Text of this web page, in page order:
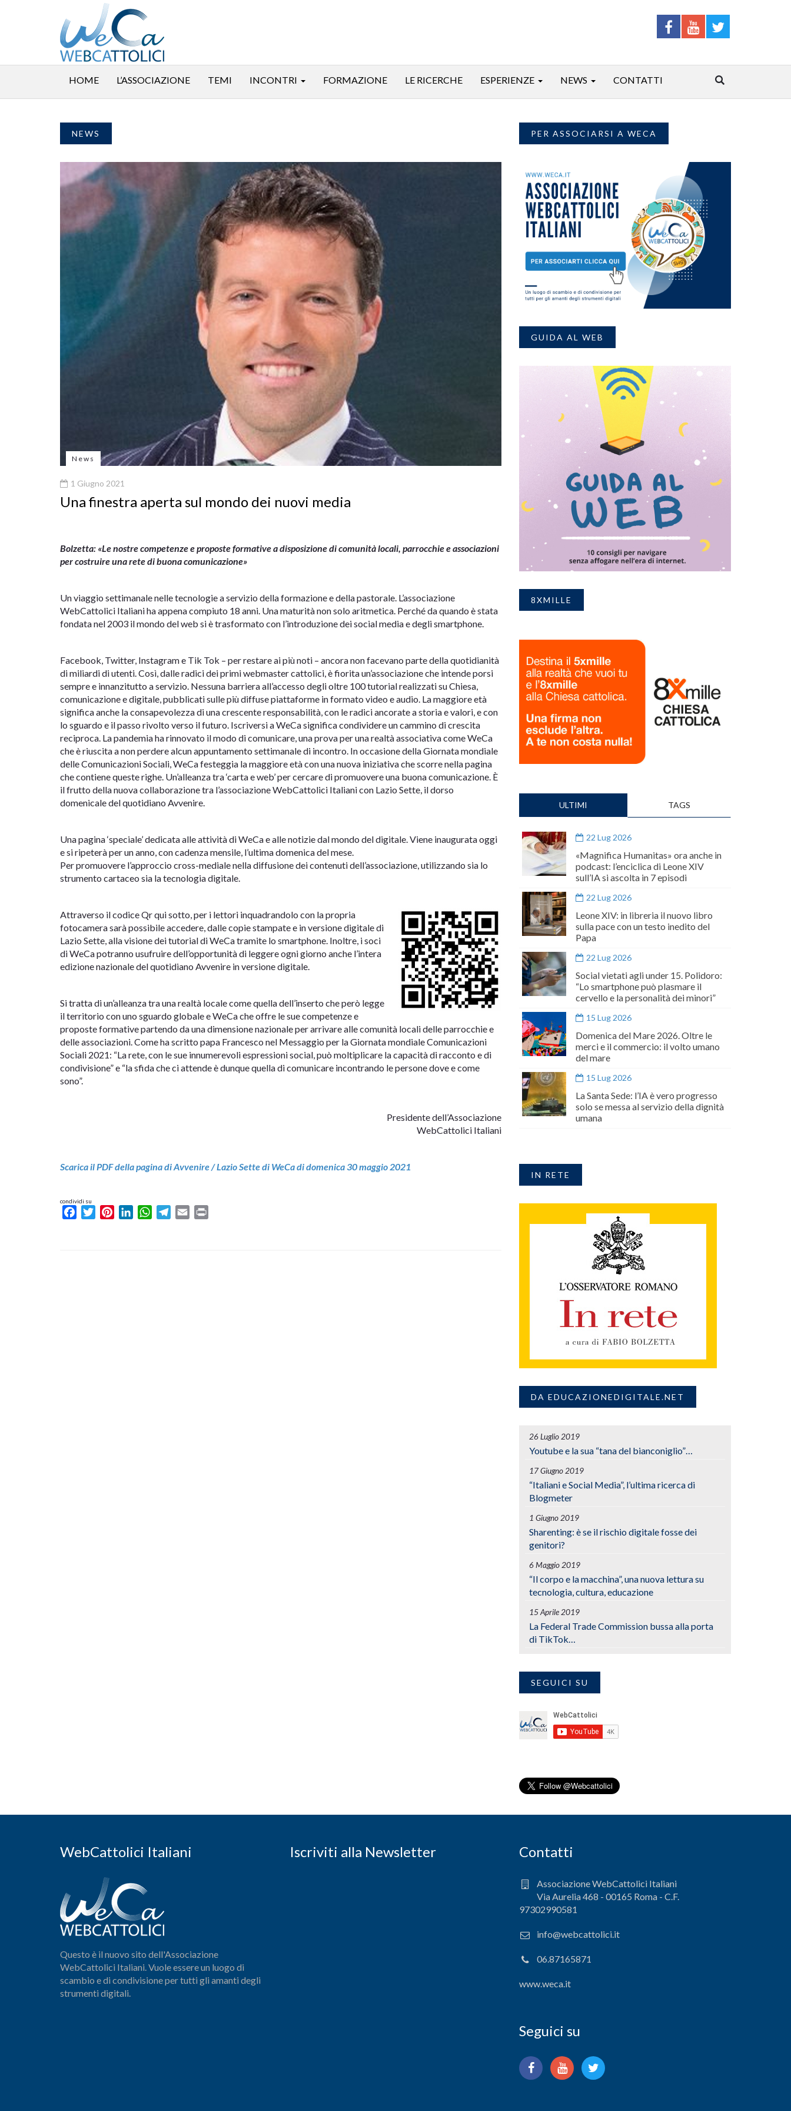
HOME L’ASSOCIAZIONE TEMI INCONTRI FORMAZIONE LE RICERCHE ESPERIENZE NEWS CONTATTI
NEWS
News
1 Giugno 2021
Una finestra aperta sul mondo dei nuovi media
Bolzetta: «Le nostre competenze e proposte formative a disposizione di comunità locali, parrocchie e associazioni
per costruire una rete di buona comunicazione»
Un viaggio settimanale nelle tecnologie a servizio della formazione e della pastorale. L’associazione
WebCattolici Italiani ha appena compiuto 18 anni. Una maturità non solo aritmetica. Perché da quando è stata
fondata nel 2003 il mondo del web si è trasformato con l’introduzione dei social media e degli smartphone.
Facebook, Twitter, Instagram e Tik Tok – per restare ai più noti – ancora non facevano parte della quotidianità
di miliardi di utenti. Così, dalle radici dei primi webmaster cattolici, è fiorita un’associazione che intende porsi
sempre e innanzitutto a servizio. Nessuna barriera all’accesso degli oltre 100 tutorial realizzati su Chiesa,
comunicazione e digitale, pubblicati sulle più diffuse piattaforme in formato video e audio. La maggiore età
significa anche la consapevolezza di una crescente responsabilità, con le radici ancorate a storia e valori, e con
lo sguardo e il passo rivolto verso il futuro. Iscriversi a WeCa significa condividere un cammino di crescita
reciproca. La pandemia ha rinnovato il modo di comunicare, una prova per una realtà associativa come WeCa
che è riuscita a non perdere alcun appuntamento settimanale di incontro. In occasione della Giornata mondiale
delle Comunicazioni Sociali, WeCa festeggia la maggiore età con una nuova iniziativa che scorre nella pagina
che contiene queste righe. Un’alleanza tra ‘carta e web’ per cercare di promuovere una buona comunicazione. È
il frutto della nuova collaborazione tra l’associazione WebCattolici Italiani con Lazio Sette, il dorso
domenicale del quotidiano Avvenire.
Una pagina ‘speciale’ dedicata alle attività di WeCa e alle notizie dal mondo del digitale. Viene inaugurata oggi
e si ripeterà per un anno, con cadenza mensile, l’ultima domenica del mese.
Per promuovere l’approccio cross-mediale nella diffusione dei contenuti dell’associazione, utilizzando sia lo
strumento cartaceo sia la tecnologia digitale.
Attraverso il codice Qr qui sotto, per i lettori inquadrandolo con la propria
fotocamera sarà possibile accedere, dalle copie stampate e in versione digitale di
Lazio Sette, alla visione dei tutorial di WeCa tramite lo smartphone. Inoltre, i soci
di WeCa potranno usufruire dell’opportunità di leggere ogni giorno anche l’intera
edizione nazionale del quotidiano Avvenire in versione digitale.
Si tratta di un’alleanza tra una realtà locale come quella dell’inserto che però legge
il territorio con uno sguardo globale e WeCa che offre le sue competenze e
proposte formative partendo da una dimensione nazionale per arrivare alle comunità locali delle parrocchie e
delle associazioni. Come ha scritto papa Francesco nel Messaggio per la Giornata mondiale Comunicazioni
Sociali 2021: “La rete, con le sue innumerevoli espressioni social, può moltiplicare la capacità di racconto e di
condivisione” e “la sfida che ci attende è dunque quella di comunicare incontrando le persone dove e come
sono”.
Presidente dell’Associazione
WebCattolici Italiani
Scarica il PDF della pagina di Avvenire / Lazio Sette di WeCa di domenica 30 maggio 2021
condividi su
FacebookTwitterPinterestLinkedInWhatsAppTelegram
Email
PER ASSOCIARSI A WECA
GUIDA AL WEB
8XMILLE
ULTIMI TAGS
22 Lug 2026
«Magnifica Humanitas» ora anche in
podcast: l’enciclica di Leone XIV
sull’IA si ascolta in 7 episodi
22 Lug 2026
Leone XIV: in libreria il nuovo libro
sulla pace con un testo inedito del
Papa
22 Lug 2026
Social vietati agli under 15. Polidoro:
“Lo smartphone può plasmare il
cervello e la personalità dei minori”
15 Lug 2026
Domenica del Mare 2026. Oltre le
merci e il commercio: il volto umano
del mare
15 Lug 2026
La Santa Sede: l’IA è vero progresso
solo se messa al servizio della dignità
umana
IN RETE
DA EDUCAZIONEDIGITALE.NET
26 Luglio 2019
Youtube e la sua “tana del bianconiglio”…
17 Giugno 2019
“Italiani e Social Media”, l’ultima ricerca di
Blogmeter
1 Giugno 2019
Sharenting: è se il rischio digitale fosse dei
genitori?
6 Maggio 2019
“Il corpo e la macchina”, una nuova lettura su
tecnologia, cultura, educazione
15 Aprile 2019
La Federal Trade Commission bussa alla porta
di TikTok…
SEGUICI SU
WebCattolici Italiani
Questo è il nuovo sito dell'Associazione
WebCattolici Italiani. Vuole essere un luogo di
scambio e di condivisione per tutti gli amanti degli
strumenti digitali.
Iscriviti alla Newsletter Contatti
Associazione WebCattolici Italiani
Via Aurelia 468 - 00165 Roma - C.F.
97302990581
info@webcattolici.it
06.87165871
www.weca.it
Seguici su